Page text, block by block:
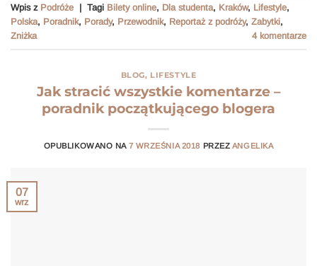
Wpis z Podróże | Tagi Bilety online, Dla studenta, Kraków, Lifestyle,
Polska, Poradnik, Porady, Przewodnik, Reportaż z podróży, Zabytki,
Zniżka
4komentarze
BLOG, LIFESTYLE
Jak stracić wszystkie komentarze –
poradnik początkującego blogera
OPUBLIKOWANO NA 7 WRZEŚNIA 2018 PRZEZ ANGELIKA
07
wrz